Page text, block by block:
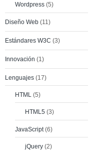
Wordpress (5)
Diseño Web (11)
Estándares W3C (3)
Innovación (1)
Lenguajes (17)
HTML (5)
HTML5 (3)
JavaScript(6)
jQuery (2)